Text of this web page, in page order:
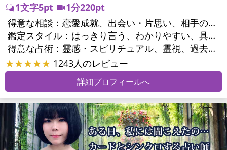
1文字5pt
1分220pt
得意な相談：
恋愛成就、出会い・片思い、相手の気持ち、相性、結婚、男心・女心、二人の今後、複雑な恋愛、三角関係、略奪愛、浮気、不倫、離婚、人間関係、職場の人間関係、対人関係、仕事運、適職、天職、転職、進路、就職、人生全般、使命、人事、開業、廃業、夢、目標、ビジネスチャンス、ビジネスパートナー、家族関係、夫婦関係、家庭問題、夫婦問題、精神問題、ストレス、人生相談、ご先祖様、守護霊様、お墓参り、魂の本質、前世、来世、ペットの気持ち、引越し・転居、方位、健康運、金運
鑑定スタイル：
はっきり言う、わかりやすい、具体的、納得感、情報量が多い、友達のように相談できる、聞き上手、とても話しやすい、じっくり聞いてくれる、愛にあふれ温かい、勇気をくれる、前向き・元気になれる、実力派
得意な占術：
霊感・スピリチュアル、霊視、過去視、前世・来世、オーラ、ソウルメイト、ペットの気持ち、タロット、オラクルカード、姓名判断、四柱推命、占星術、数秘術、カラー診断、陰陽五行、人相(顔相)、カウンセリング、オリジナル占術
★★★★★ 1243人のレビュー
詳細プロフィールへ